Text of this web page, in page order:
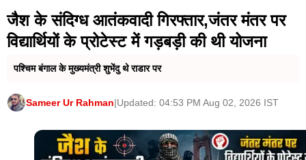
जैश के संदिग्ध आतंकवादी गिरफ्तार,जंतर मंतर पर
विद्यार्थियों के प्रोटेस्ट में गड़बड़ी की थी योजना
पश्चिम बंगाल के मुख्यमंत्री शुभेंदु थे राडार पर
Sameer Ur Rahman|Updated: 04:53 PM Aug 02, 2026 IST